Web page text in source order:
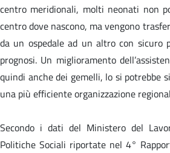
centro meridionali, molti neonati non
centro dove nascono, ma vengono
da un ospedale ad un altro con sicuro
prognosi. Un miglioramento
quindi anche dei gemelli, lo si potrebbe
una più efficiente organizzazione
Secondo i dati del Ministero del
Politiche Sociali riportate nel 4°